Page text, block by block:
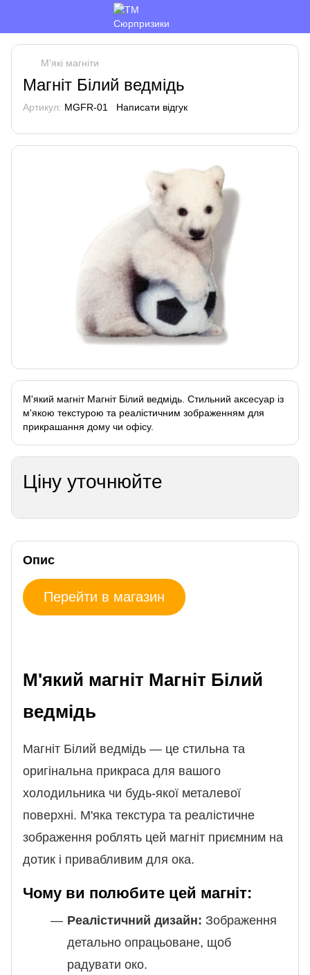
М'які магніти
Магніт Білий ведмідь
Артикул: MGFR-01 Написати відгук
М'який магніт Магніт Білий ведмідь. Стильний аксесуар із
м'якою текстурою та реалістичним зображенням для
прикрашання дому чи офісу.
Ціну уточнюйте
Опис
Перейти в магазин
М'який магніт Магніт Білий
ведмідь
Магніт Білий ведмідь — це стильна та
оригінальна прикраса для вашого
холодильника чи будь-якої металевої
поверхні. М'яка текстура та реалістичне
зображення роблять цей магніт приємним на
дотик і привабливим для ока.
Чому ви полюбите цей магніт:
Реалістичний дизайн: Зображення
детально опрацьоване, щоб
радувати око.